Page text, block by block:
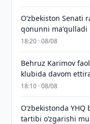
Oʻzbekiston Senati
qonunni maʼqulladi
18:20 · 08/08
Behruz Karimov
klubida davom
18:10 · 08/08
O‘zbekistonda
tartibi o‘zgarishi